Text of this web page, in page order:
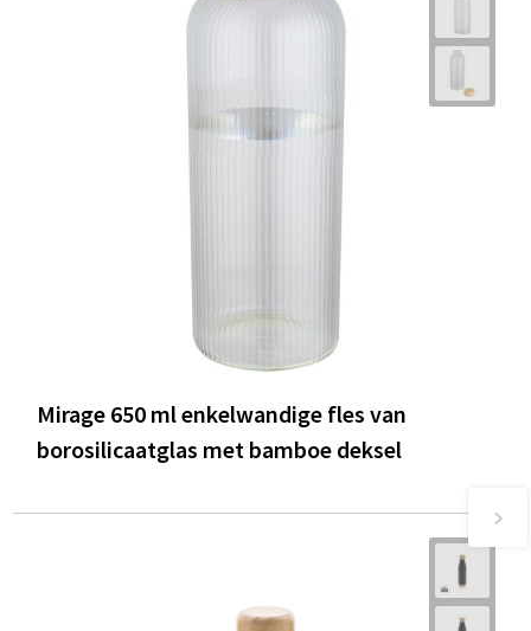
Mirage 650 ml enkelwandige fles van
borosilicaatglas met bamboe deksel